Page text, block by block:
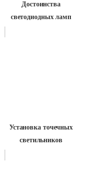
Достоинства
светодиодных ламп
Установка точечных
светильников